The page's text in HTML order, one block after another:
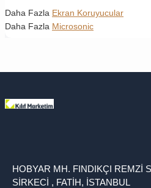
Daha Fazla Ekran Koruyucular
Daha Fazla Microsonic
HOBYAR MH. FINDIKÇI REMZİ
SİRKECİ , FATİH, İSTANBUL